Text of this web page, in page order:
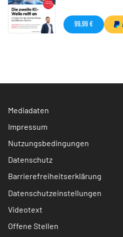
99,99 €
Mediadaten
Impressum
Nutzungsbedingungen
Datenschutz
Barrierefreiheitserklärung
Datenschutzeinstellungen
Videotext
Offene Stellen